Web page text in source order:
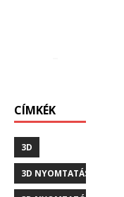
CÍMKÉK
3D
3D NYOMTATÁS